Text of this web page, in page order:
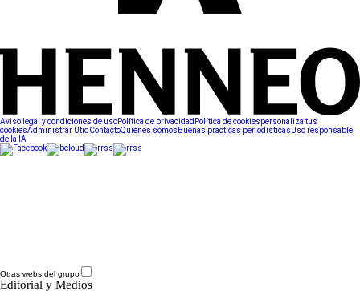
Aviso legal y condiciones de usoPolítica de privacidad Política de cookiespersonaliza tus
cookiesAdministrar UtiqContactoQuiénes somos Buenas prácticas periodísticasUso responsable
de la IA
Otras webs del grupo
Editorial y Medios